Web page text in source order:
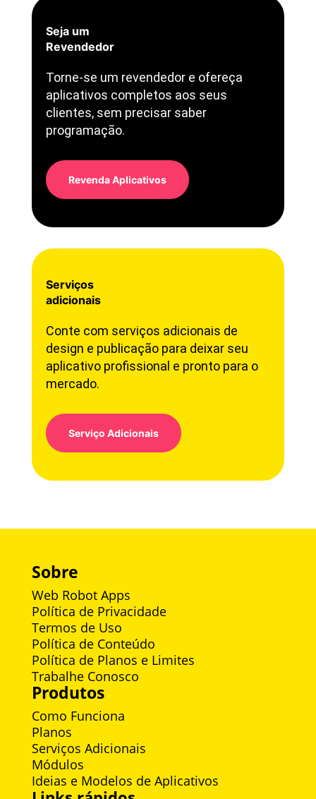
Seja um
Revendedor
Torne-se um revendedor e ofereça
aplicativos completos aos seus
clientes, sem precisar saber
programação.
Revenda Aplicativos
Serviços
adicionais
Conte com serviços adicionais de
design e publicação para deixar seu
aplicativo profissional e pronto para o
mercado.
Serviço Adicionais
Sobre
Web Robot Apps
Política de Privacidade
Termos de Uso
Política de Conteúdo
Política de Planos e Limites
Trabalhe Conosco
Produtos
Como Funciona
Planos
Serviços Adicionais
Módulos
Ideias e Modelos de Aplicativos